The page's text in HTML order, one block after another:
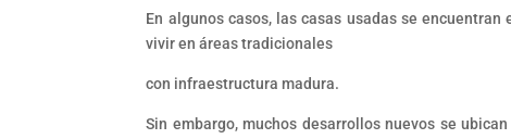
En algunos casos, las casas usadas se
vivir en áreas tradicionales
con infraestructura madura.
Sin embargo, muchos desarrollos nuevos se